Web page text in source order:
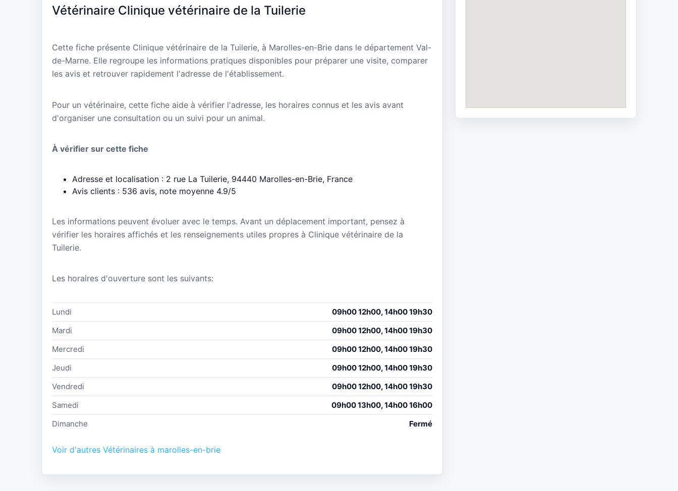
Vétérinaire Clinique vétérinaire de la Tuilerie
Cette fiche présente Clinique vétérinaire de la Tuilerie, à Marolles-en-Brie dans le département Val-
de-Marne. Elle regroupe les informations pratiques disponibles pour préparer une visite, comparer
les avis et retrouver rapidement l'adresse de l'établissement.
Pour un vétérinaire, cette fiche aide à vérifier l'adresse, les horaires connus et les avis avant
d'organiser une consultation ou un suivi pour un animal.
À vérifier sur cette fiche
Adresse et localisation : 2 rue La Tuilerie, 94440 Marolles-en-Brie, France
Avis clients : 536 avis, note moyenne 4.9/5
Les informations peuvent évoluer avec le temps. Avant un déplacement important, pensez à
vérifier les horaires affichés et les renseignements utiles propres à Clinique vétérinaire de la
Tuilerie.
Les horaires d'ouverture sont les suivants:
Lundi
09h00 12h00, 14h00 19h30
Mardi
09h00 12h00, 14h00 19h30
Mercredi
09h00 12h00, 14h00 19h30
Jeudi
09h00 12h00, 14h00 19h30
Vendredi
09h00 12h00, 14h00 19h30
Samedi
09h00 13h00, 14h00 16h00
Dimanche
Fermé
Voir d'autres Vétérinaires à marolles-en-brie